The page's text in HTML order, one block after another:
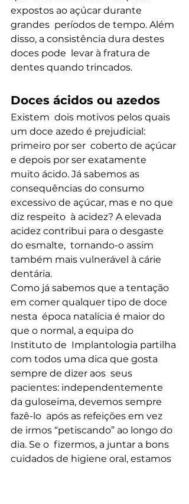
expostos ao açúcar durante
grandes  períodos de tempo. Além
disso, a consistência dura destes
doces pode  levar à fratura de
dentes quando trincados.
Doces ácidos ou azedos
Existem  dois motivos pelos quais
um doce azedo é prejudicial:
primeiro por ser  coberto de açúcar
e depois por ser exatamente
muito ácido. Já sabemos as
consequências do consumo
excessivo de açúcar, mas e no que
diz respeito  à acidez? A elevada
acidez contribui para o desgaste
do esmalte,  tornando-o assim
também mais vulnerável à cárie
dentária.
Como já sabemos que a tentação
em comer qualquer tipo de doce
nesta  época natalícia é maior do
que o normal, a equipa do
Instituto de  Implantologia partilha
com todos uma dica que gosta
sempre de dizer aos  seus
pacientes: independentemente
da guloseima, devemos sempre
fazê-lo  após as refeições em vez
de irmos “petiscando” ao longo do
dia. Se o  fizermos, a juntar a bons
cuidados de higiene oral, estamos